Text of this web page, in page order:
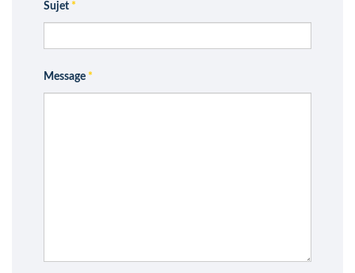
Sujet *
Message *